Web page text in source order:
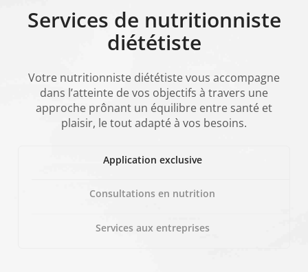
Services de nutritionniste
diététiste
Votre nutritionniste diététiste vous accompagne
dans l’atteinte de vos objectifs à travers une
approche prônant un équilibre entre santé et
plaisir, le tout adapté à vos besoins.
Application exclusive
Consultations en nutrition
Services aux entreprises